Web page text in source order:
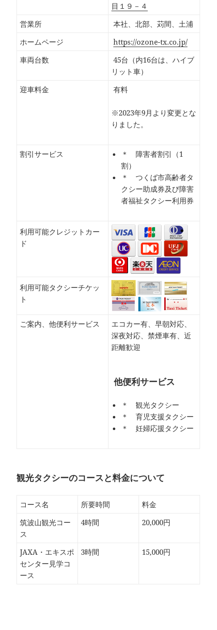
目１９－４
営業所
本社、北部、苅間、土浦
ホームページ
https://ozone-tx.co.jp/
車両台数
45台（内16台は、ハイブ
リット車）
迎車料金
有料
※2023年9月より変更とな
りました。
割引サービス
＊ 障害者割引（1
割）
＊ つくば市高齢者タ
クシー助成券及び障害
者福祉タクシー利用券
利用可能クレジットカー
ド
利用可能タクシーチケッ
ト
ご案内、他便利サービス
エコカー有、早朝対応、
深夜対応、禁煙車有、近
距離歓迎
他便利サービス
＊ 観光タクシー
＊ 育児支援タクシー
＊ 妊婦応援タクシー
観光タクシーのコースと料金について
コース名 所要時間
料金
筑波山観光コー
ス
4時間 20,000円
JAXA・エキスポ
センター見学コ
ース
3時間 15,000円